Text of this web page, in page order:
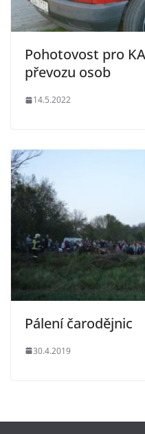
Pohotovost pro
převozu osob
14.5.2022
Pálení čarodějnic
30.4.2019